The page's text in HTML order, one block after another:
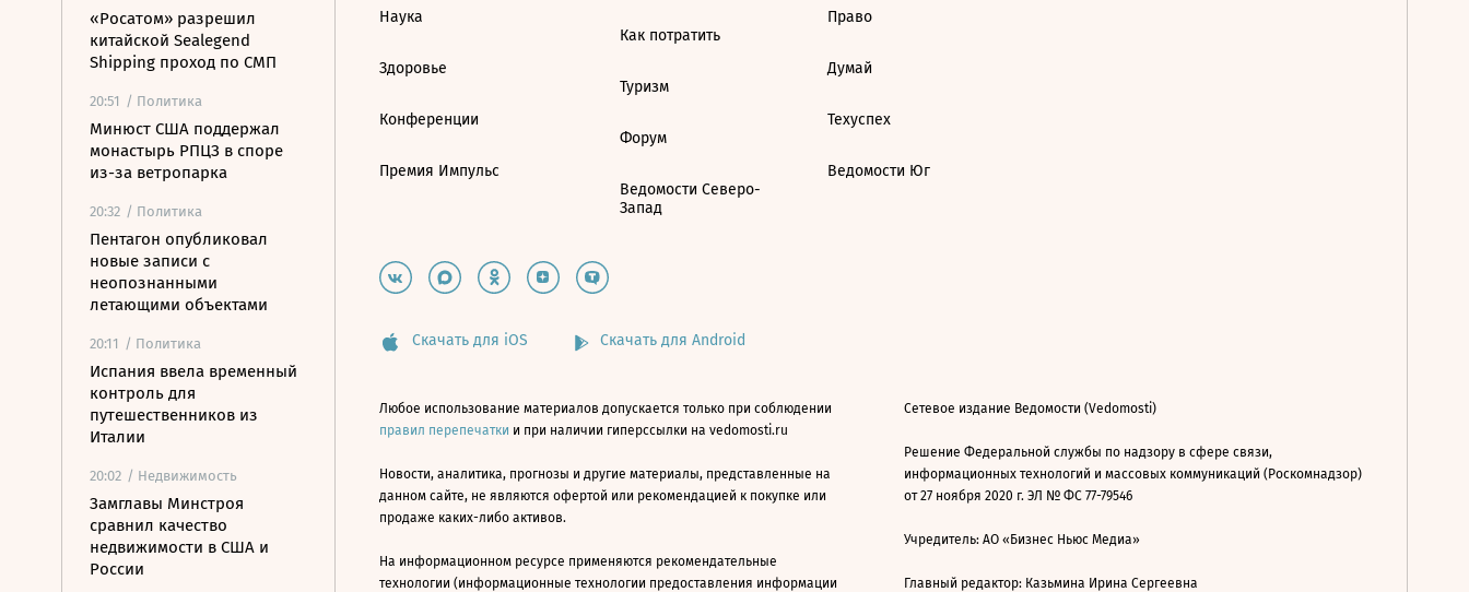
«Росатом» разрешил
китайской Sealegend
Shipping проход по СМП
20:51 / Политика
Минюст США поддержал
монастырь РПЦЗ в споре
из-за ветропарка
20:32 / Политика
Пентагон опубликовал
новые записи с
неопознанными
летающими объектами
20:11 / Политика
Испания ввела временный
контроль для
путешественников из
Италии
20:02 / Недвижимость
Замглавы Минстроя
сравнил качество
недвижимости в США и
России
Наука
Здоровье
Конференции
Премия Импульс
Как потратить
Туризм
Форум
Ведомости Северо-
Запад
Право
Думай
Техуспех
Ведомости Юг
Скачать для iOS Скачать для Android
Любое использование материалов допускается только при соблюдении
правил перепечатки и при наличии гиперссылки на vedomosti.ru
Новости, аналитика, прогнозы и другие материалы, представленные на
данном сайте, не являются офертой или рекомендацией к покупке или
продаже каких-либо активов.
На информационном ресурсе применяются рекомендательные
технологии (информационные технологии предоставления информации
Сетевое издание Ведомости (Vedomosti)
Решение Федеральной службы по надзору в сфере связи,
информационных технологий и массовых коммуникаций (Роскомнадзор)
от 27 ноября 2020 г. ЭЛ № ФС 77-79546
Учредитель: АО «Бизнес Ньюс Медиа»
Главный редактор: Казьмина Ирина Сергеевна